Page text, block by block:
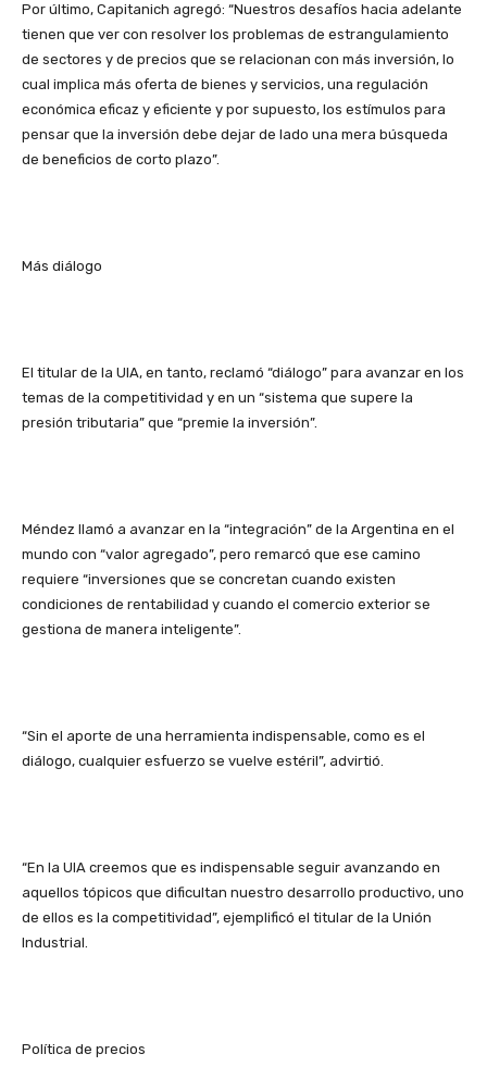
Por último, Capitanich agregó: “Nuestros desafíos hacia adelante
tienen que ver con resolver los problemas de estrangulamiento
de sectores y de precios que se relacionan con más inversión, lo
cual implica más oferta de bienes y servicios, una regulación
económica eficaz y eficiente y por supuesto, los estímulos para
pensar que la inversión debe dejar de lado una mera búsqueda
de beneficios de corto plazo”.
Más diálogo
El titular de la UIA, en tanto, reclamó “diálogo” para avanzar en los
temas de la competitividad y en un “sistema que supere la
presión tributaria” que “premie la inversión”.
Méndez llamó a avanzar en la “integración” de la Argentina en el
mundo con “valor agregado”, pero remarcó que ese camino
requiere “inversiones que se concretan cuando existen
condiciones de rentabilidad y cuando el comercio exterior se
gestiona de manera inteligente”.
“Sin el aporte de una herramienta indispensable, como es el
diálogo, cualquier esfuerzo se vuelve estéril”, advirtió.
“En la UIA creemos que es indispensable seguir avanzando en
aquellos tópicos que dificultan nuestro desarrollo productivo, uno
de ellos es la competitividad”, ejemplificó el titular de la Unión
Industrial.
Política de precios